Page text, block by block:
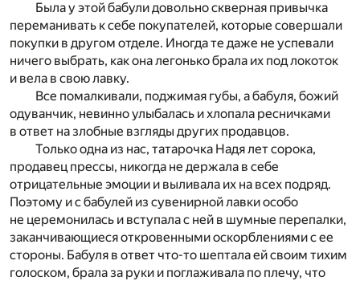
Была у этой бабули довольно скверная привычка
переманивать к себе покупателей, которые совершали
покупки в другом отделе. Иногда те даже не успевали
ничего выбрать, как она легонько брала их под локоток
и вела в свою лавку.
Все помалкивали, поджимая губы, а бабуля, божий
одуванчик, невинно улыбалась и хлопала ресничками
в ответ на злобные взгляды других продавцов.
Только одна из нас, татарочка Надя лет сорока,
продавец прессы, никогда не держала в себе
отрицательные эмоции и выливала их на всех подряд.
Поэтому и с бабулей из сувенирной лавки особо
не церемонилась и вступала с ней в шумные перепалки,
заканчивающиеся откровенными оскорблениями с ее
стороны. Бабуля в ответ что-то шептала ей своим тихим
голоском, брала за руки и поглаживала по плечу, что